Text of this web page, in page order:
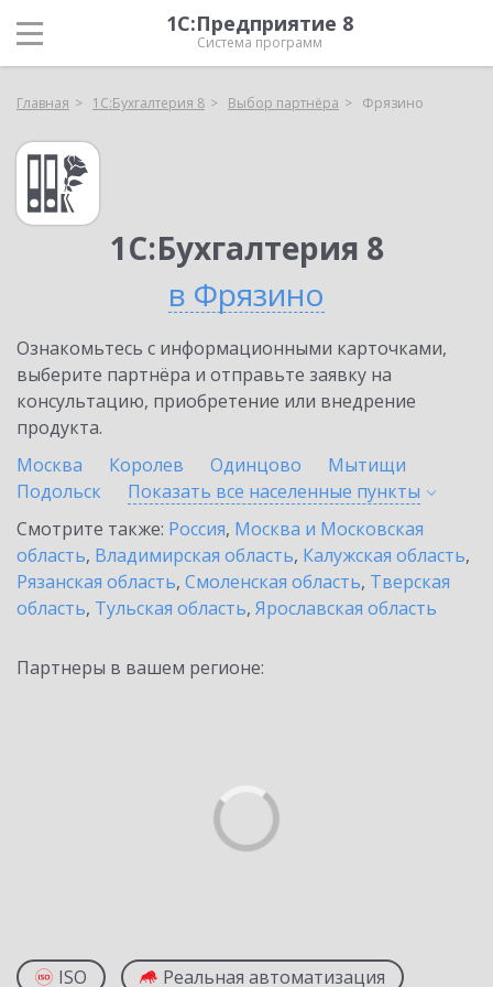
1С:Предприятие 8
Система программ
Главная 1С:Бухгалтерия 8 Выбор партнёра Фрязино
1С:Бухгалтерия 8
в Фрязино
Ознакомьтесь с информационными карточками,
выберите партнёра и отправьте заявку на
консультацию, приобретение или внедрение
продукта.
Москва
Королев Одинцово
Мытищи
Подольск
Показать все населенные пункты
Смотрите также: Россия, Москва и Московская
область, Владимирская область, Калужская область,
Рязанская область, Смоленская область, Тверская
область, Тульская область, Ярославская область
Партнеры в вашем регионе:
ISO Реальная автоматизация